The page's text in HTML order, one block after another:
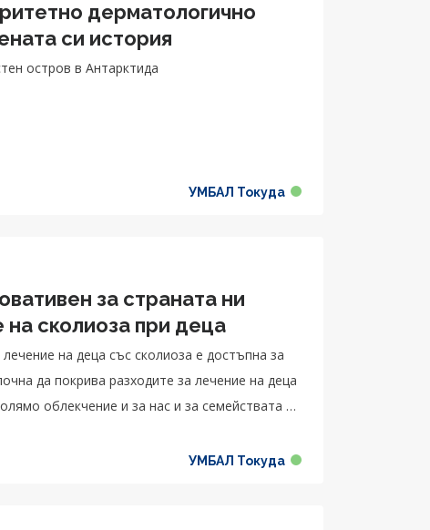
дерматологично
си история
остров в Антарктида
УМБАЛ Токуда
за страната ни
сколиоза при деца
на деца със сколиоза е достъпна за
да покрива разходите за лечение на деца
облекчение и за нас и за семействата на
напълно това лечение, което позволява
УМБАЛ Токуда